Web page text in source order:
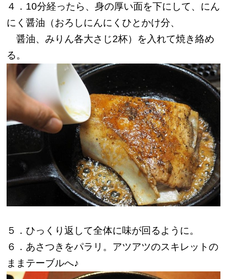
４．10分経ったら、身の厚い面を下にして、にん
にく醤油（おろしにんにくひとかけ分、
醤油、みりん各大さじ2杯）を入れて焼き絡め
る。
５．ひっくり返して全体に味が回るように。
６．あさつきをパラリ。アツアツのスキレットの
ままテーブルへ♪